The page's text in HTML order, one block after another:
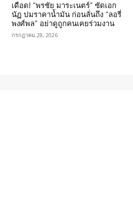
เดือด! “พรชัย มาระเนตร์” ซัดเอก
นัฏ ปมราคาน้ำมัน ก่อนลั่นถึง “ลอรี่
พงศ์พล” อย่าดูถูกคนเคยร่วมงาน
กรกฎาคม 28, 2026